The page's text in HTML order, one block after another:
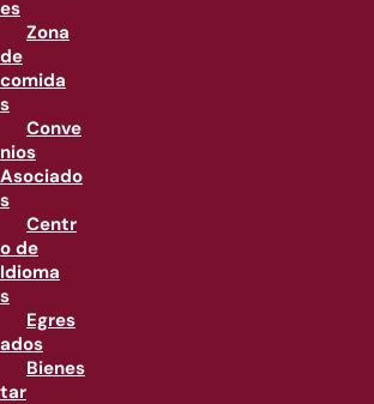
es
Zona
de
comida
s
Conve
nios
Asociado
s
Centr
o de
Idioma
s
Egres
ados
Bienes
tar